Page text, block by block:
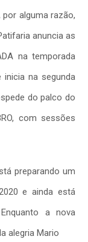
por alguma razão,
anuncia as
na temporada
inicia na segunda
do palco do
com sessões
preparando um
e ainda está
a nova
alegria Mario